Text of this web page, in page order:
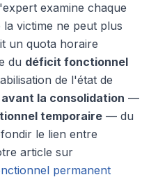
examine chaque
victime ne peut plus
un quota horaire
du déficit fonctionnel
de l'état de
avant la consolidation —
temporaire — du
le lien entre
article sur
permanent